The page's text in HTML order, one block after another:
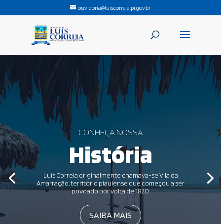
ouvidoria@luiscorreia.pi.gov.br
CONHEÇA NOSSA
História
Luís Correia originalmente chamava-se Vila da
Amarração, território piauiense que começou a ser
povoado por volta de 1820.
SAIBA MAIS